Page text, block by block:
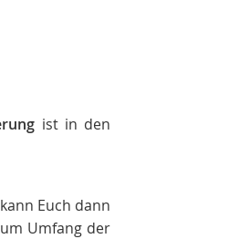
ist in den
Euch dann
Umfang der